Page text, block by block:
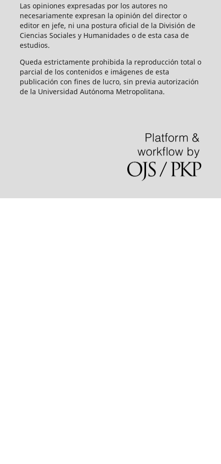
Las opiniones expresadas por los autores no
necesariamente expresan la opinión del director o
editor en jefe, ni una postura oficial de la División de
Ciencias Sociales y Humanidades o de esta casa de
estudios.
Queda estrictamente prohibida la reproducción total o
parcial de los contenidos e imágenes de esta
publicación con fines de lucro, sin previa autorización
de la Universidad Autónoma Metropolitana.